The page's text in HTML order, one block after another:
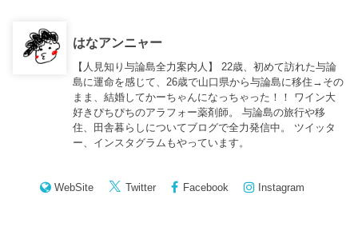
はなアンニャー
【人見知り与論島全力案内人】 22歳、初めて訪れた与論
島に運命を感じて、26歳で山口県から与論島に移住→その
まま、結婚してかーちゃんになっちゃった！！ ワイン大
好きぴちぴちのアラフォー薬剤師。 与論島の旅行や移
住、田舎暮らしについてブログで全力発信中。 ツイッタ
ー、インスタグラムもやっています。
WebSite Twitter Facebook Instagram